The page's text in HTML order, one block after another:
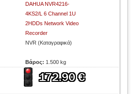
DAHUA NVR4216-
4KS2/L 6 Channel 1U
2HDDs Network Video
Recorder
NVR (Καταγραφικά)
Βάρος: 1.500 kg